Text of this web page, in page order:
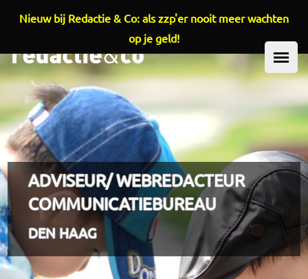
Overslaan en naar de inhoud gaan
HOOFDMENU
ADVISEUR/ WEBREDACTEUR
COMMUNICATIEBUREAU
DEN HAAG
Nieuw bij Redactie & Co: als zzp'er nooit meer wachten
op je geld!